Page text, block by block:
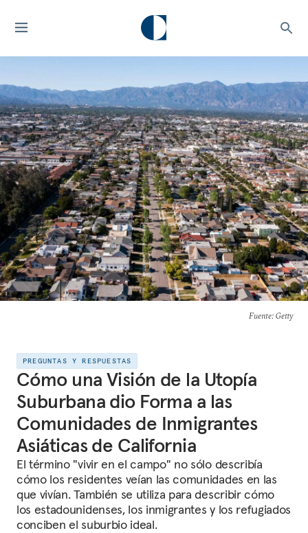
Fuente: Getty
PREGUNTAS Y RESPUESTAS
Cómo una Visión de la Utopía
Suburbana dio Forma a las
Comunidades de Inmigrantes
Asiáticas de California
El término "vivir en el campo" no sólo describía
cómo los residentes veían las comunidades en las
que vivían. También se utiliza para describir cómo
los estadounidenses, los inmigrantes y los refugiados
conciben el suburbio ideal.